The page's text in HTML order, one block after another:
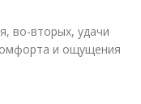
во-вторых, удачи
и ощущения